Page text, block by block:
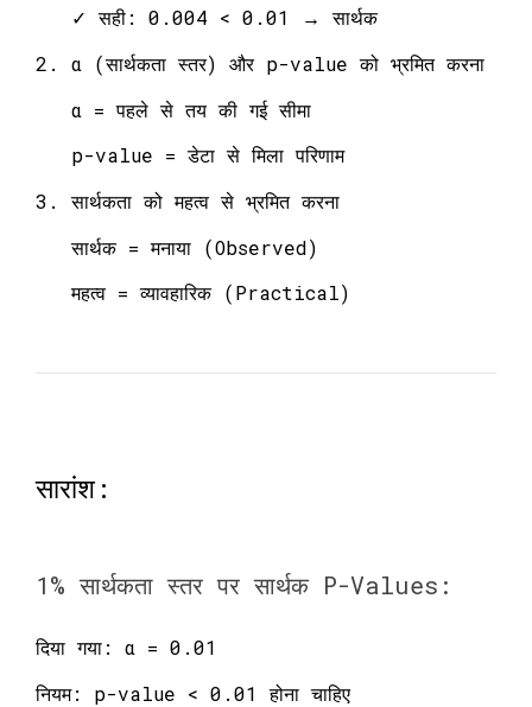
✓ सही: 0.004 < 0.01 → सार्थक
2. α (सार्थकता स्तर) और p-value को भ्रमित करना
α = पहले से तय की गई सीमा
p-value = डेटा से मिला परिणाम
3. सार्थकता को महत्व से भ्रमित करना
सार्थक = मनाया (Observed)
महत्व = व्यावहारिक (Practical)
सारांश:
1% सार्थकता स्तर पर सार्थक P-Values:
दिया गया: α = 0.01
नियम: p-value < 0.01 होना चाहिए